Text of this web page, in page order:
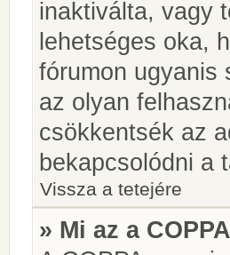
inaktiválta, vagy
lehetséges oka,
fórumon ugyanis
az olyan
csökkentsék az
bekapcsolódni a
Vissza a tetejére
» Mi az a